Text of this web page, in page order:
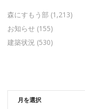
森にすもう部 (1,213)
お知らせ (155)
建築状況 (530)